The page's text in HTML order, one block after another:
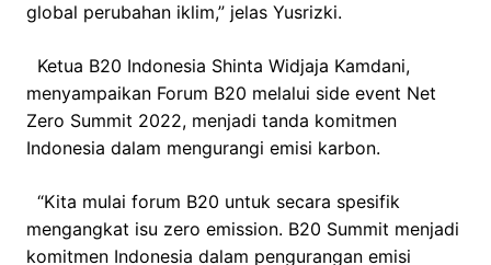
global perubahan iklim,” jelas Yusrizki.
Ketua B20 Indonesia Shinta Widjaja Kamdani,
menyampaikan Forum B20 melalui side event Net
Zero Summit 2022, menjadi tanda komitmen
Indonesia dalam mengurangi emisi karbon.
“Kita mulai forum B20 untuk secara spesifik
mengangkat isu zero emission. B20 Summit menjadi
komitmen Indonesia dalam pengurangan emisi